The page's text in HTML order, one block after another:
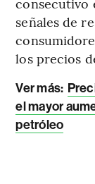
señales de
los precios
Ver más:
el mayor
petróleo